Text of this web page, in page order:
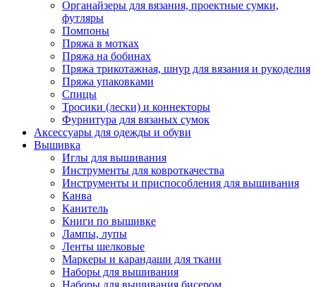
Органайзеры для вязания, проектные сумки,
футляры
Помпоны
Пряжа в мотках
Пряжа на бобинах
Пряжа трикотажная, шнур для вязания и рукоделия
Пряжа упаковками
Спицы
Тросики (лески) и коннекторы
Фурнитура для вязаных сумок
Аксессуары для одежды и обуви
Вышивка
Иглы для вышивания
Инструменты для ковроткачества
Инструменты и приспособления для вышивания
Канва
Канитель
Книги по вышивке
Лампы, лупы
Ленты шелковые
Маркеры и карандаши для ткани
Наборы для вышивания
Наборы для вышивания бисером